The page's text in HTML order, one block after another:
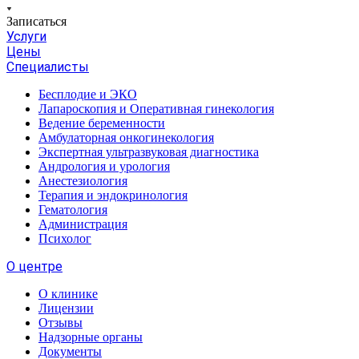
Записаться
Услуги
Цены
Специалисты
Бесплодие и ЭКО
Лапароскопия и Оперативная гинекология
Ведение беременности
Амбулаторная онкогинекология
Экспертная ультразвуковая диагностика
Андрология и урология
Анестезиология
Терапия и эндокринология
Гематология
Администрация
Психолог
О центре
О клинике
Лицензии
Отзывы
Надзорные органы
Документы